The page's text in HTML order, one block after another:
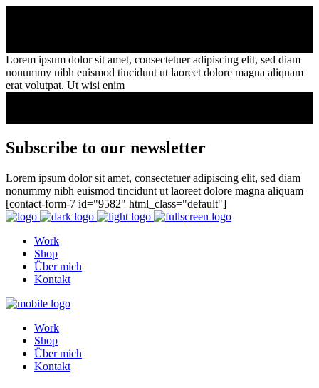
Lorem ipsum dolor sit amet, consectetuer adipiscing elit, sed diam
nonummy nibh euismod tincidunt ut laoreet dolore magna aliquam
erat volutpat. Ut wisi enim
Subscribe to our newsletter
Lorem ipsum dolor sit amet, consectetuer adipiscing elit, sed diam
nonummy nibh euismod tincidunt ut laoreet dolore magna aliquam
[contact-form-7 id="9582" html_class="default"]
Work
Shop
Über mich
Kontakt
Work
Shop
Über mich
Kontakt